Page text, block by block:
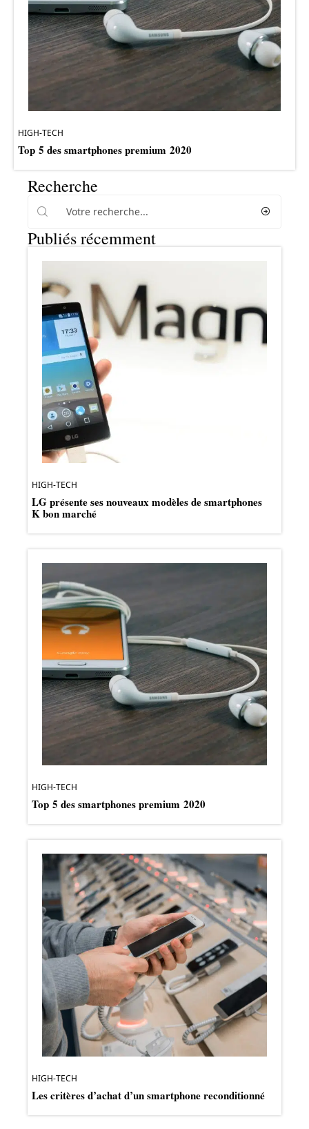
HIGH-TECH
Top 5 des smartphones premium 2020
Recherche
Publiés récemment
HIGH-TECH
LG présente ses nouveaux modèles de smartphones
K bon marché
HIGH-TECH
Top 5 des smartphones premium 2020
HIGH-TECH
Les critères d’achat d’un smartphone reconditionné